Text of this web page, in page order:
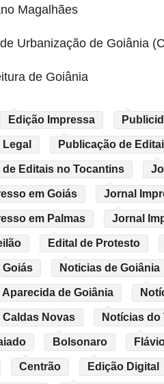
Magalhães
Urbanização de Goiânia
de Goiânia
Edição Impressa
Publicação de
de Editais no Tocantins
em Goiás Jornal
em Palmas Jornal
Edital de Protesto
Goiás Noticias de Goiânia
Aparecida de Goiânia
Caldas Novas Notícias
Bolsonaro
Centrão Edição Digital